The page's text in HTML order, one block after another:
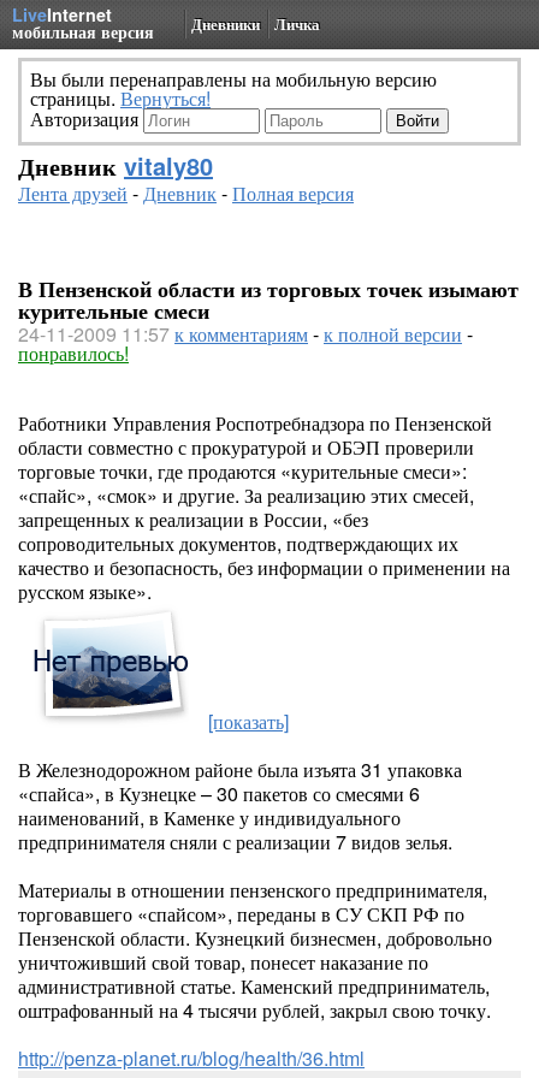
LiveInternet
мобильная версия Дневники Личка
Вы были перенаправлены на мобильную версию
страницы. Вернуться!
Авторизация
Дневник vitaly80
Лента друзей -Дневник-Полная версия
В Пензенской области из торговых точек изымают
курительные смеси
24-11-2009 11:57к комментариям-к полной версии -
понравилось!
Работники Управления Роспотребнадзора по Пензенской
области совместно с прокуратурой и ОБЭП проверили
торговые точки, где продаются «курительные смеси»:
«спайс», «смок» и другие. За реализацию этих смесей,
запрещенных к реализации в России, «без
сопроводительных документов, подтверждающих их
качество и безопасность, без информации о применении на
русском языке».
[показать]
В Железнодорожном районе была изъята 31 упаковка
«спайса», в Кузнецке – 30 пакетов со смесями 6
наименований, в Каменке у индивидуального
предпринимателя сняли с реализации 7 видов зелья.
Материалы в отношении пензенского предпринимателя,
торговавшего «спайсом», переданы в СУ СКП РФ по
Пензенской области. Кузнецкий бизнесмен, добровольно
уничтоживший свой товар, понесет наказание по
административной статье. Каменский предприниматель,
оштрафованный на 4 тысячи рублей, закрыл свою точку.
http://penza-planet.ru/blog/health/36.html